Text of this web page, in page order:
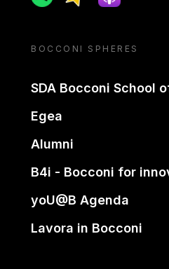
BOCCONI SPHERES
SDA Bocconi School
Egea
Alumni
B4i - Bocconi for
yoU@B Agenda
Lavora in Bocconi